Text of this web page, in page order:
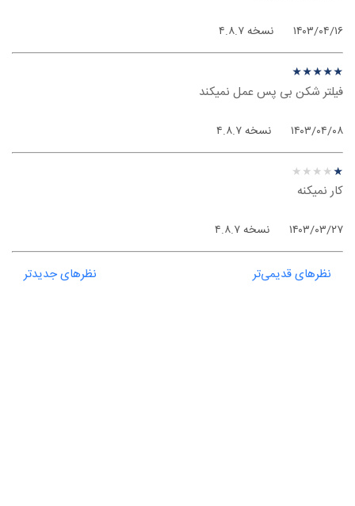
۱۴۰۳/۰۴/۱۶ نسخه ۴.۸.۷
نظر درباره ‫Geph - ویندوز
★★★★★
★
★
★
★
★
فیلتر شکن بی پس عمل نمیکند
۱۴۰۳/۰۴/۰۸ نسخه ۴.۸.۷
نظر درباره ‫Geph - ویندوز
★★★★★
★
★
★
★
★
کار نمیکنه
۱۴۰۳/۰۳/۲۷ نسخه ۴.۸.۷
نظرهای قدیمی‌تر نظرهای جدیدتر